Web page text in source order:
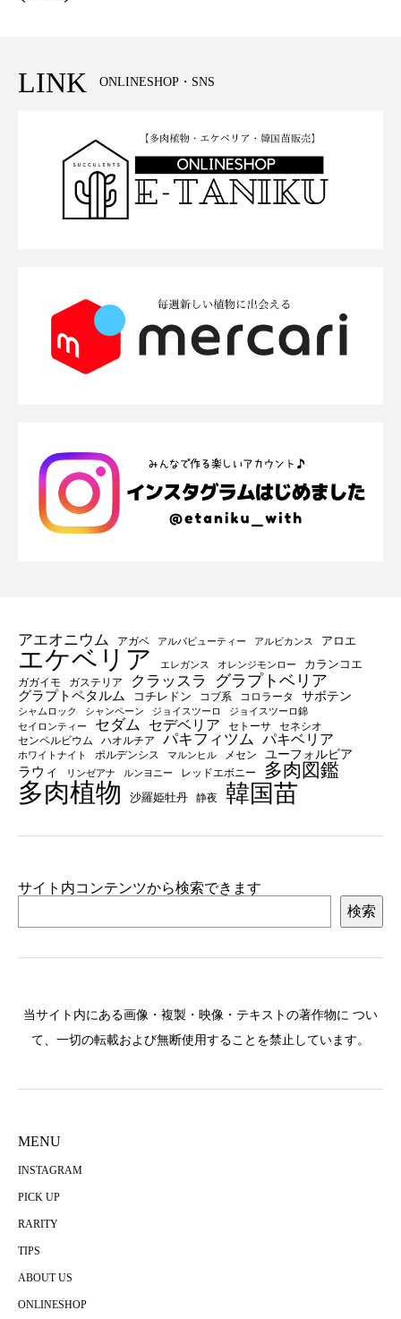
LINK ONLINESHOP・SNS
アエオニウム アガベ アルバビューティー アルビカンス アロエ
エケベリア エレガンス オレンジモンロー カランコエ
ガガイモ ガステリア クラッスラ グラプトベリア
グラプトペタルム コチレドン コブ系 コロラータ サボテン
シャムロック シャンペーン ジョイスツーロ
ジョイスツーロ錦
セイロンティー
セダム セデベリア セトーサ
セネシオ
センペルビウム
ハオルチア パキフィツム パキベリア
ホワイトナイト ポルデンシス マルンヒル メセン
ユーフォルビア
ラウィ
リンゼアナ ルンヨニー レッドエボニー 多肉図鑑
多肉植物 沙羅姫牡丹 静夜 韓国苗
サイト内コンテンツから検索できます
検索
当サイト内にある画像・複製・映像・テキストの著作物に つい
て、一切の転載および無断使用することを禁止しています。
MENU
INSTAGRAM
PICK UP
RARITY
TIPS
ABOUT US
ONLINESHOP